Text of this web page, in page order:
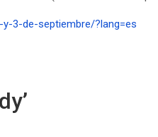
3-de-septiembre/?lang=es